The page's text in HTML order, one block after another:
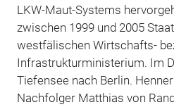
LKW-Maut-Systems
zwischen 1999 und 2005
westfälischen Wirtschafts-
Infrastrukturministerium. Im
Tiefensee nach Berlin.
Nachfolger Matthias von